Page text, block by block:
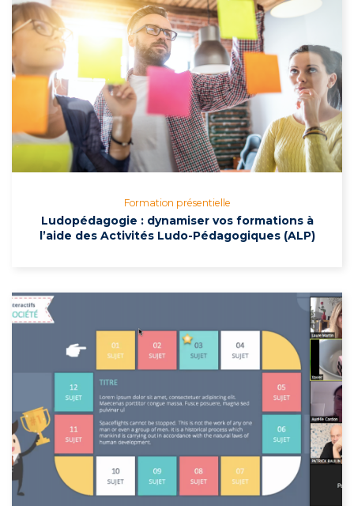
Formation présentielle
Ludopédagogie : dynamiser vos formations à
l’aide des Activités Ludo-Pédagogiques (ALP)